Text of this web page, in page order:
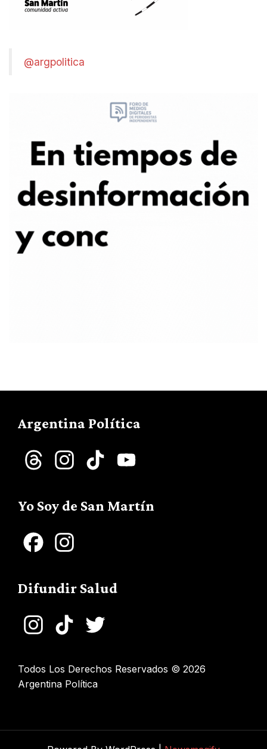
@argpolitica
Argentina Política
Threads InstagramTikTok
Yo Soy de San Martín
Facebook
Difundir Salud
InstagramTikTok
Todos Los Derechos Reservados © 2026
Argentina Política